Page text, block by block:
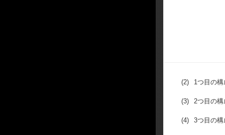
(2) 1つ目の
(3) 2つ目の
(4) 3つ目の